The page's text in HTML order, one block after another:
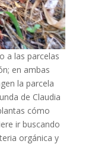
a las parcelas
en ambas
la parcela
de Claudia
cómo
ir buscando
orgánica y